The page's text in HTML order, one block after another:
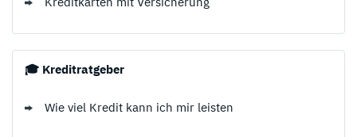
🎓 Kreditratgeber
Wie viel Kredit kann ich mir leisten